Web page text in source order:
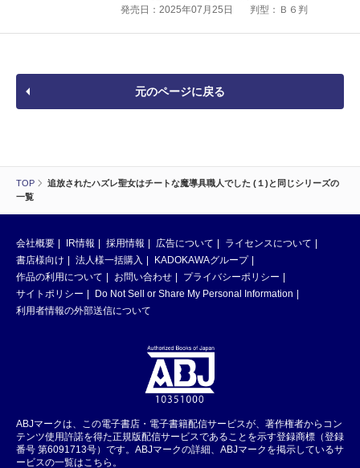
TOP
追放されたハズレ聖女はチートな魔導具職人でした (１)と同じシリーズの
一覧
発売日：2025年07月25日
判型：Ｂ６判
元のページに戻る
会社概要 IR情報 採用情報 広告について
ライセンスについて
書店様向け
法人様一括購入
KADOKAWAグループ
作品の利用について
お問い合わせ
プライバシーポリシー
サイトポリシー
Do Not Sell or Share My Personal Information
利用者情報の外部送信について
ABJマークは、この電子書店・電子書籍配信サービスが、著作権者からコン
テンツ使用許諾を得た正規版配信サービスであることを示す登録商標（登録
番号 第6091713号）です。ABJマークの詳細、ABJマークを掲示しているサ
ービスの一覧はこちら。